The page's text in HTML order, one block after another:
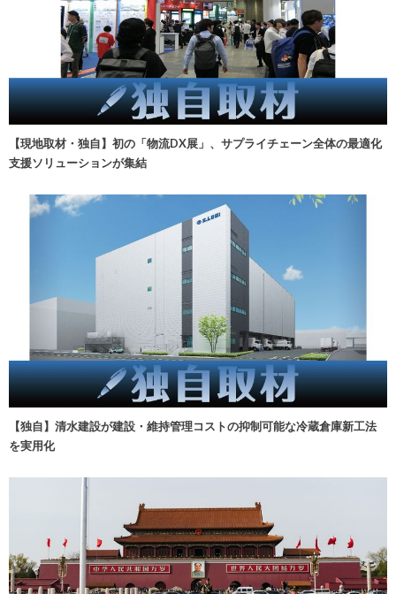
【現地取材・独自】初の「物流DX展」、サプライチェーン全体の最適化
支援ソリューションが集結
【独自】清水建設が建設・維持管理コストの抑制可能な冷蔵倉庫新工法
を実用化